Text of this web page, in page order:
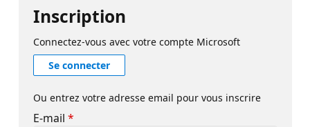
Inscription
Connectez-vous avec votre compte Microsoft
Se connecter
Ou entrez votre adresse email pour vous inscrire
E-mail *